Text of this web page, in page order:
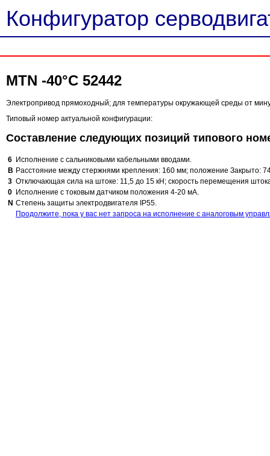
Конфигуратор
MTN -40°C 52442
Электропривод прямоходный; для температуры окружающей среды от
Типовый номер актуальной конфигурации:
Составление следующих позиций типового
6 Исполнение с сальниковыми кабельными вводами.
B Расстояние между стержнями крепления: 160 мм; положение Закрыто:
3 Отключающая сила на штоке: 11,5 до 15 кН; скорость перемещения
0 Исполнение с токовым датчиком положения 4-20 мА.
N Степень защиты электродвигателя IP55.
Продолжите, пока у вас нет запроса на исполнение с аналоговым